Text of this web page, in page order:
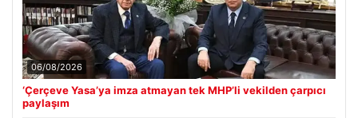
06/08/2026
‘Çerçeve Yasa’ya imza atmayan tek MHP’li vekilden çarpıcı
paylaşım